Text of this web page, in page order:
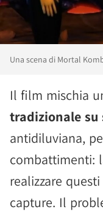
Una scena di Mortal
Il film mischia
tradizionale su
antidiluviana,
combattimenti:
realizzare
capture. Il